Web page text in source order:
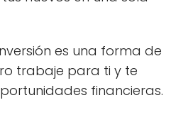
es una forma de
trabaje para ti y te
financieras.